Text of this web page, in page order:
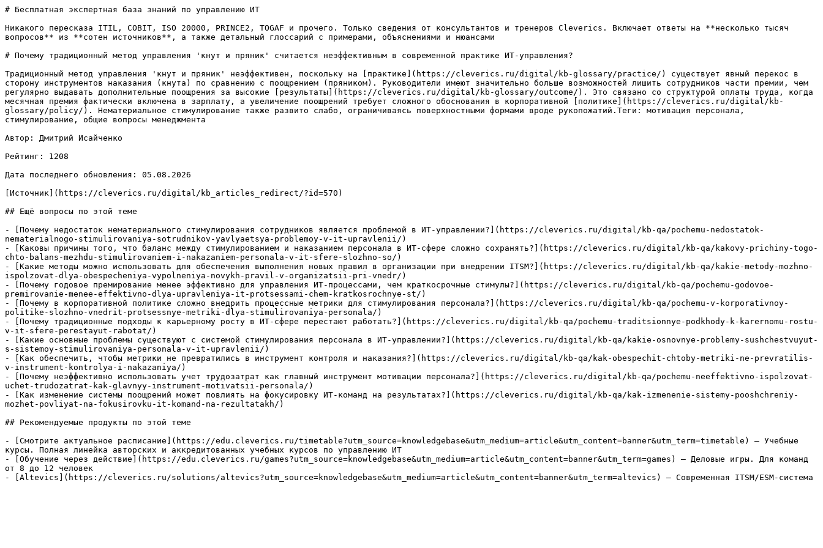
# Бесплатная экспертная база знаний по управлению ИТ
Никакого пересказа ITIL, COBIT, ISO 20000, PRINCE2, TOGAF и прочего. Только сведения от консультантов и тренеров Cleverics. Включает ответы на **несколько тысяч
вопросов** из **сотен источников**, а также детальный глоссарий с примерами, объяснениями и нюансами
# Почему традиционный метод управления 'кнут и пряник' считается неэффективным в современной практике ИТ-управления?
Традиционный метод управления 'кнут и пряник' неэффективен, поскольку на [практике](https://cleverics.ru/digital/kb-glossary/practice/) существует явный перекос в
сторону инструментов наказания (кнута) по сравнению с поощрением (пряником). Руководители имеют значительно больше возможностей лишить сотрудников части премии, чем
регулярно выдавать дополнительные поощрения за высокие [результаты](https://cleverics.ru/digital/kb-glossary/outcome/). Это связано со структурой оплаты труда, когда
месячная премия фактически включена в зарплату, а увеличение поощрений требует сложного обоснования в корпоративной [политике](https://cleverics.ru/digital/kb-
glossary/policy/). Нематериальное стимулирование также развито слабо, ограничиваясь поверхностными формами вроде рукопожатий.Теги: мотивация персонала,
стимулирование, общие вопросы менеджмента
Автор: Дмитрий Исайченко
Рейтинг: 1208
Дата последнего обновления: 05.08.2026
[Источник](https://cleverics.ru/digital/kb_articles_redirect/?id=570)
## Ещё вопросы по этой теме
- [Почему недостаток нематериального стимулирования сотрудников является проблемой в ИТ-управлении?](https://cleverics.ru/digital/kb-qa/pochemu-nedostatok-
nematerialnogo-stimulirovaniya-sotrudnikov-yavlyaetsya-problemoy-v-it-upravlenii/)
- [Каковы причины того, что баланс между стимулированием и наказанием персонала в ИТ-сфере сложно сохранять?](https://cleverics.ru/digital/kb-qa/kakovy-prichiny-togo-
chto-balans-mezhdu-stimulirovaniem-i-nakazaniem-personala-v-it-sfere-slozhno-so/)
- [Какие методы можно использовать для обеспечения выполнения новых правил в организации при внедрении ITSM?](https://cleverics.ru/digital/kb-qa/kakie-metody-mozhno-
ispolzovat-dlya-obespecheniya-vypolneniya-novykh-pravil-v-organizatsii-pri-vnedr/)
- [Почему годовое премирование менее эффективно для управления ИТ-процессами, чем краткосрочные стимулы?](https://cleverics.ru/digital/kb-qa/pochemu-godovoe-
premirovanie-menee-effektivno-dlya-upravleniya-it-protsessami-chem-kratkosrochnye-st/)
- [Почему в корпоративной политике сложно внедрить процессные метрики для стимулирования персонала?](https://cleverics.ru/digital/kb-qa/pochemu-v-korporativnoy-
politike-slozhno-vnedrit-protsessnye-metriki-dlya-stimulirovaniya-personala/)
- [Почему традиционные подходы к карьерному росту в ИТ-сфере перестают работать?](https://cleverics.ru/digital/kb-qa/pochemu-traditsionnye-podkhody-k-karernomu-rostu-
v-it-sfere-perestayut-rabotat/)
- [Какие основные проблемы существуют с системой стимулирования персонала в ИТ-управлении?](https://cleverics.ru/digital/kb-qa/kakie-osnovnye-problemy-sushchestvuyut-
s-sistemoy-stimulirovaniya-personala-v-it-upravlenii/)
- [Как обеспечить, чтобы метрики не превратились в инструмент контроля и наказания?](https://cleverics.ru/digital/kb-qa/kak-obespechit-chtoby-metriki-ne-prevratilis-
v-instrument-kontrolya-i-nakazaniya/)
- [Почему неэффективно использовать учет трудозатрат как главный инструмент мотивации персонала?](https://cleverics.ru/digital/kb-qa/pochemu-neeffektivno-ispolzovat-
uchet-trudozatrat-kak-glavnyy-instrument-motivatsii-personala/)
- [Как изменение системы поощрений может повлиять на фокусировку ИТ-команд на результатах?](https://cleverics.ru/digital/kb-qa/kak-izmenenie-sistemy-pooshchreniy-
mozhet-povliyat-na-fokusirovku-it-komand-na-rezultatakh/)
## Рекомендуемые продукты по этой теме
- [Смотрите актуальное расписание](https://edu.cleverics.ru/timetable?utm_source=knowledgebase&utm_medium=article&utm_content=banner&utm_term=timetable) — Учебные
курсы. Полная линейка авторских и аккредитованных учебных курсов по управлению ИТ
- [Обучение через действие](https://edu.cleverics.ru/games?utm_source=knowledgebase&utm_medium=article&utm_content=banner&utm_term=games) — Деловые игры. Для команд
от 8 до 12 человек
- [Altevics](https://cleverics.ru/solutions/altevics?utm_source=knowledgebase&utm_medium=article&utm_content=banner&utm_term=altevics) — Современная ITSM/ESM-система